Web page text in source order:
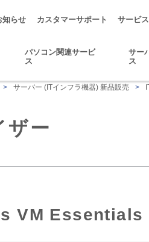
知らせ カスタマーサポート サービ
パソコン関連サービ
ス
サー
ス
> サーバー (ITインフラ機器) 新品販売 >
ザー
VM Essentials